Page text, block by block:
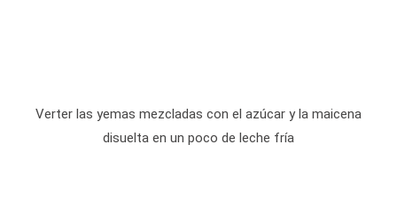
Verter las yemas mezcladas con el azúcar y la maicena
disuelta en un poco de leche fría